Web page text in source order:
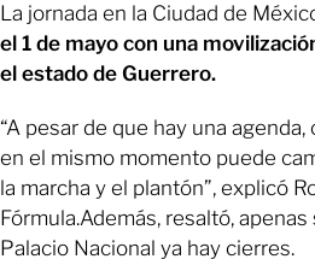
La jornada en la Ciudad de
el 1 de mayo con una
el estado de Guerrero.
“A pesar de que hay una
en el mismo momento puede
la marcha y el plantón”, explicó
Fórmula.Además, resaltó,
Palacio Nacional ya hay cierres.